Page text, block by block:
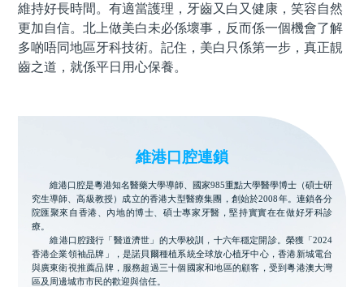
維持好長時間。有適當護理，牙齒又白又健康，笑容自然
更加自信。北上做美白未必係壞事，反而係一個機會了解
多啲唔同地區牙科技術。記住，美白只係第一步，真正靚
齒之道，就係平日用心保養。
維港口腔連鎖
維港口腔是粵港知名醫藥大學導師、國家985重點大學醫學博士（碩士研
究生導師、高級教授）成立的香港大型醫療集團，創始於2008年。連鎖各分
院匯聚來自香港、內地的博士、碩士專家牙醫，堅持實實在在做好牙科診
療。
維港口腔踐行「醫道濟世」的大學校訓，十六年穩定開診。榮獲「2024
香港企業領袖品牌」，是諾貝爾種植系統全球放心植牙中心，香港新城電台
與廣東衛視推薦品牌，服務超過三十個國家和地區的顧客，受到粵港澳大灣
區及周邊城市市民的歡迎與信任。